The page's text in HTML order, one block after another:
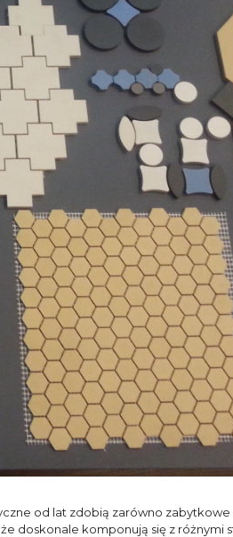
od lat zdobią zarówno
doskonale komponują się z różnymi